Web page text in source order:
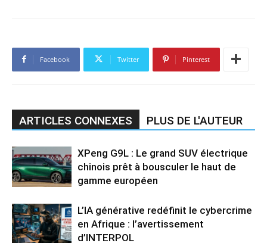
Facebook Twitter Pinterest
ARTICLES CONNEXES PLUS DE L'AUTEUR
XPeng G9L : Le grand SUV électrique
chinois prêt à bousculer le haut de
gamme européen
L’IA générative redéfinit le cybercrime
en Afrique : l’avertissement
d’INTERPOL